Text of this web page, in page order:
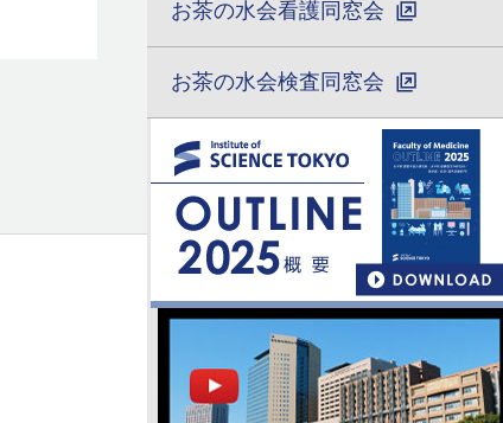
お茶の水会看護同窓会
お茶の水会検査同窓会